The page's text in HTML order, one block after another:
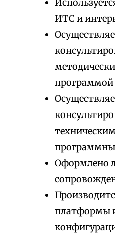
ИТС и
программой
Оформлено
платформы